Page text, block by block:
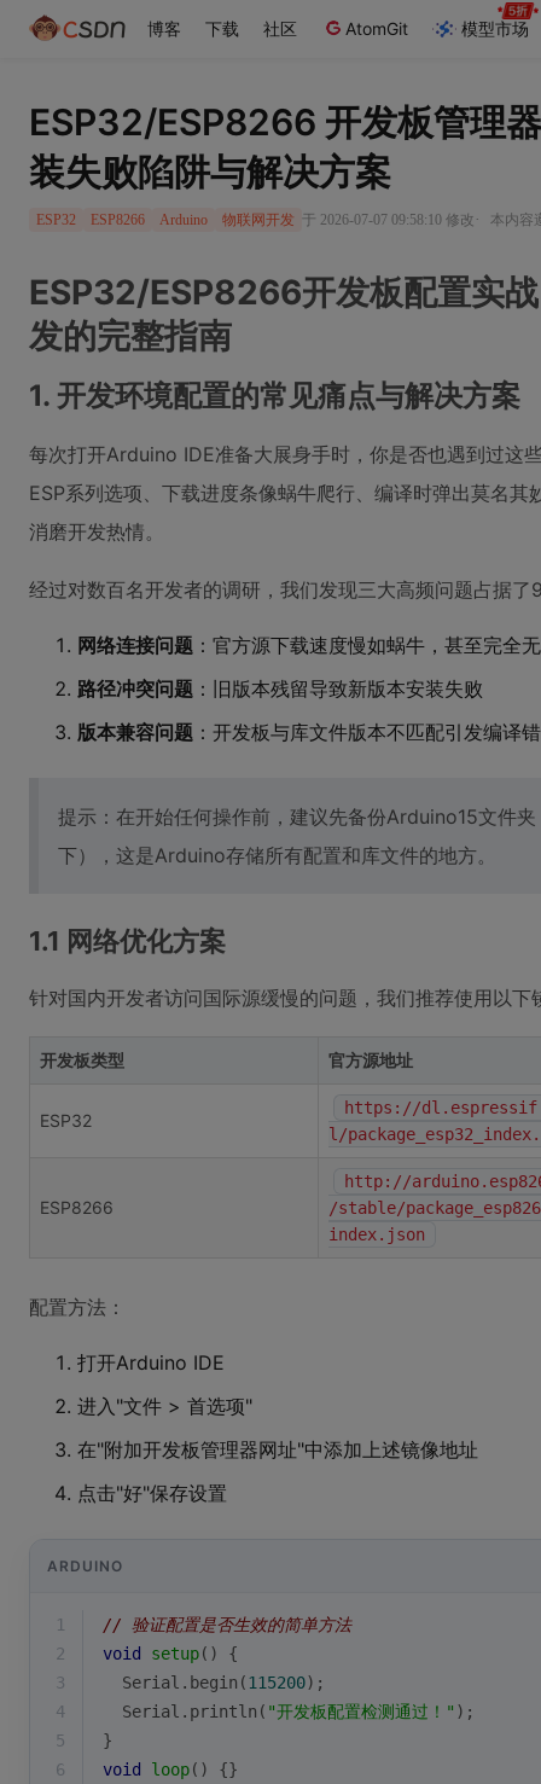
博客 下载 社区 AtomGit 模型市场
ESP32/ESP8266 开发板管理
装失败陷阱与解决方案
ESP32 ESP8266 Arduino 物联网开发 于 2026-07-07 09:58:10 修改 · 本内容
ESP32/ESP8266开发板配置实
发的完整指南
1. 开发环境配置的常见痛点与解决方案
每次打开Arduino IDE准备大展身手时，你是否也遇到过这
ESP系列选项、下载进度条像蜗牛爬行、编译时弹出莫名
消磨开发热情。
经过对数百名开发者的调研，我们发现三大高频问题占据了
网络连接问题 ：官方源下载速度慢如蜗牛，甚至完全
路径冲突问题 ：旧版本残留导致新版本安装失败
版本兼容问题 ：开发板与库文件版本不匹配引发编译
提示：在开始任何操作前，建议先备份Arduino15文件
下），这是Arduino存储所有配置和库文件的地方。
1.1 网络优化方案
针对国内开发者访问国际源缓慢的问题，我们推荐使用以下
开发板类型 官方源地址
ESP32
https://
l/
ESP8266
http://
/stable/
index.json
配置方法：
打开Arduino IDE
进入"文件 > 首选项"
在"附加开发板管理器网址"中添加上述镜像地址
点击"好"保存设置
ARDUINO
1
// 验证配置是否生效的简单方法
2
void setup()
{
3
Serial . begin (115200);
4
Serial . println ( "开发板配置检测通过！" );
5
}
6
void loop() {}